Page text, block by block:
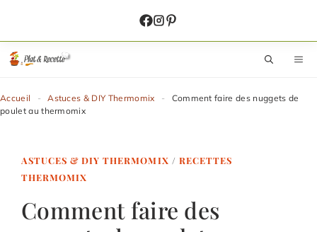
contenu
Accueil - Astuces & DIY Thermomix -
Comment faire des nuggets de
poulet au thermomix
ASTUCES & DIY THERMOMIX / RECETTES
THERMOMIX
Comment faire des